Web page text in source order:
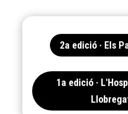
2a edició · Els
1a edició ·